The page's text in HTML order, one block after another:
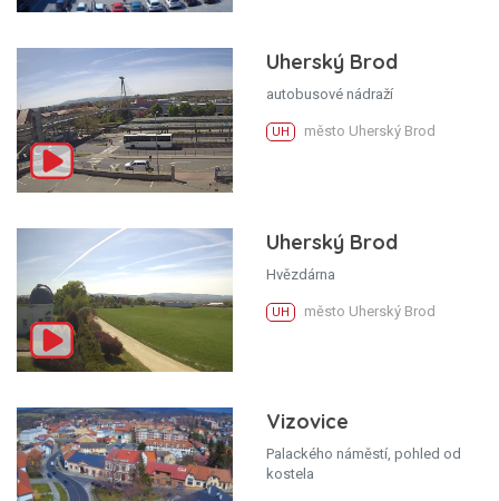
Uherský Brod
autobusové nádraží
UH město Uherský Brod
Uherský Brod
Hvězdárna
UH město Uherský Brod
Vizovice
Palackého náměstí, pohled od
kostela